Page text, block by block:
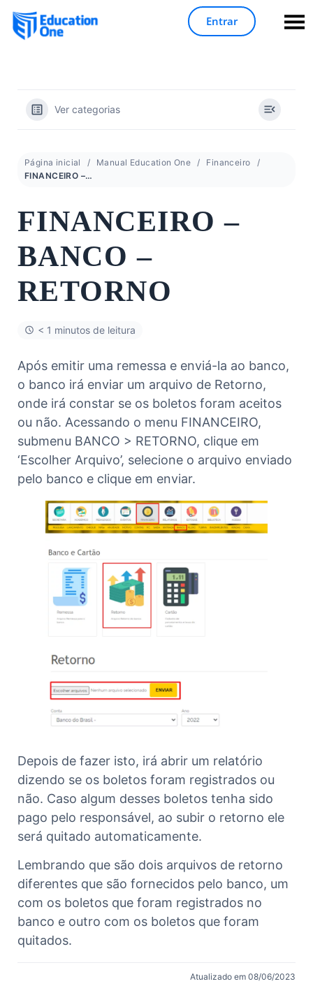
Entrar
Ver categorias
Página inicial Manual Education One
Financeiro
FINANCEIRO – BANCO – RETORNO
FINANCEIRO –
BANCO –
RETORNO
< 1 minutos de leitura
Após emitir uma remessa e enviá-la ao banco,
o banco irá enviar um arquivo de Retorno,
onde irá constar se os boletos foram aceitos
ou não. Acessando o menu FINANCEIRO,
submenu BANCO > RETORNO, clique em
‘Escolher Arquivo’, selecione o arquivo enviado
pelo banco e clique em enviar.
Depois de fazer isto, irá abrir um relatório
dizendo se os boletos foram registrados ou
não. Caso algum desses boletos tenha sido
pago pelo responsável, ao subir o retorno ele
será quitado automaticamente.
Lembrando que são dois arquivos de retorno
diferentes que são fornecidos pelo banco, um
com os boletos que foram registrados no
banco e outro com os boletos que foram
quitados.
Atualizado em 08/06/2023